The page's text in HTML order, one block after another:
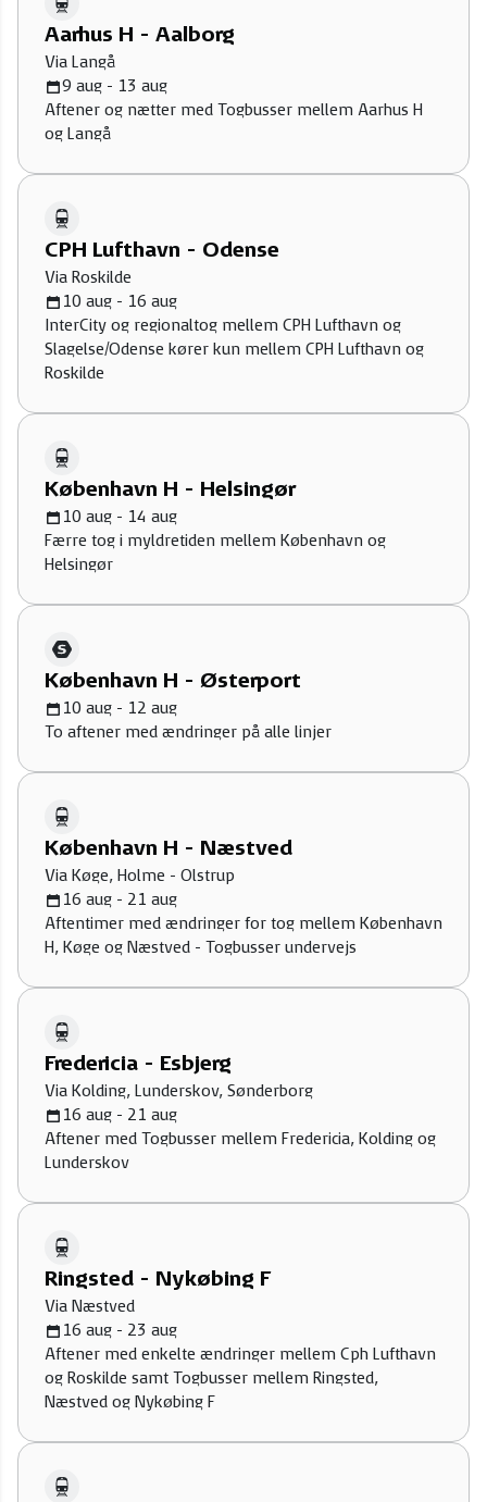
Aarhus H - Aalborg
Via Langå
9 aug - 13 aug
Aftener og nætter med Togbusser mellem Aarhus H
og Langå
CPH Lufthavn - Odense
Via Roskilde
10 aug - 16 aug
InterCity og regionaltog mellem CPH Lufthavn og
Slagelse/Odense kører kun mellem CPH Lufthavn og
Roskilde
København H - Helsingør
10 aug - 14 aug
Færre tog i myldretiden mellem København og
Helsingør
København H - Østerport
10 aug - 12 aug
To aftener med ændringer på alle linjer
København H - Næstved
Via Køge, Holme - Olstrup
16 aug - 21 aug
Aftentimer med ændringer for tog mellem København
H, Køge og Næstved - Togbusser undervejs
Fredericia - Esbjerg
Via Kolding, Lunderskov, Sønderborg
16 aug - 21 aug
Aftener med Togbusser mellem Fredericia, Kolding og
Lunderskov
Ringsted - Nykøbing F
Via Næstved
16 aug - 23 aug
Aftener med enkelte ændringer mellem Cph Lufthavn
og Roskilde samt Togbusser mellem Ringsted,
Næstved og Nykøbing F